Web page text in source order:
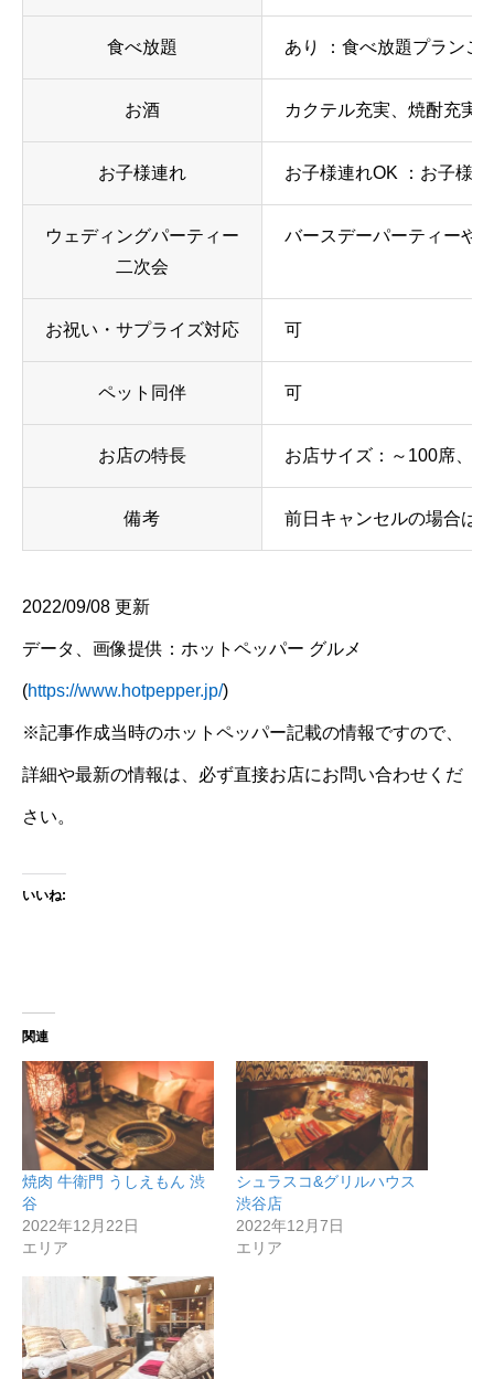
食べ放題 あり ：食べ放題プランご
お酒 カクテル充実、焼酎充実
お子様連れ お子様連れOK ：お子様
ウェディングパーティー
二次会
バースデーパーティーや
お祝い・サプライズ対応 可
ペット同伴 可
お店の特長 お店サイズ：～100席、
備考 前日キャンセルの場合は
2022/09/08 更新
データ、画像提供：ホットペッパー グルメ
(https://www.hotpepper.jp/)
※記事作成当時のホットペッパー記載の情報ですので、
詳細や最新の情報は、必ず直接お店にお問い合わせくだ
さい。
いいね:
関連
焼肉 牛衛門 うしえもん 渋
谷
2022年12月22日
エリア
シュラスコ&グリルハウス
渋谷店
2022年12月7日
エリア